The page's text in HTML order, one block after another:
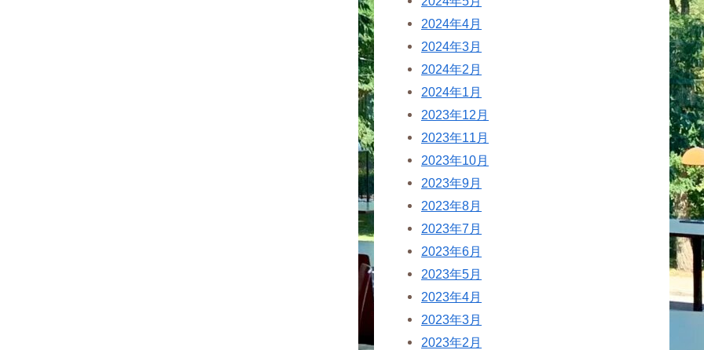
2024年4月
2024年3月
2024年2月
2024年1月
2023年12月
2023年11月
2023年10月
2023年9月
2023年8月
2023年7月
2023年6月
2023年5月
2023年4月
2023年3月
2023年2月